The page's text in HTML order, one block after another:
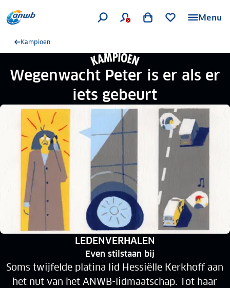
Menu
Kampioen
Wegenwacht Peter is er als er
iets gebeurt
RUBRIEK:
LEDENVERHALEN
Even stilstaan bij
Soms twijfelde platina lid Hessiëlle Kerkhoff aan
het nut van het ANWB-lidmaatschap. Tot haar